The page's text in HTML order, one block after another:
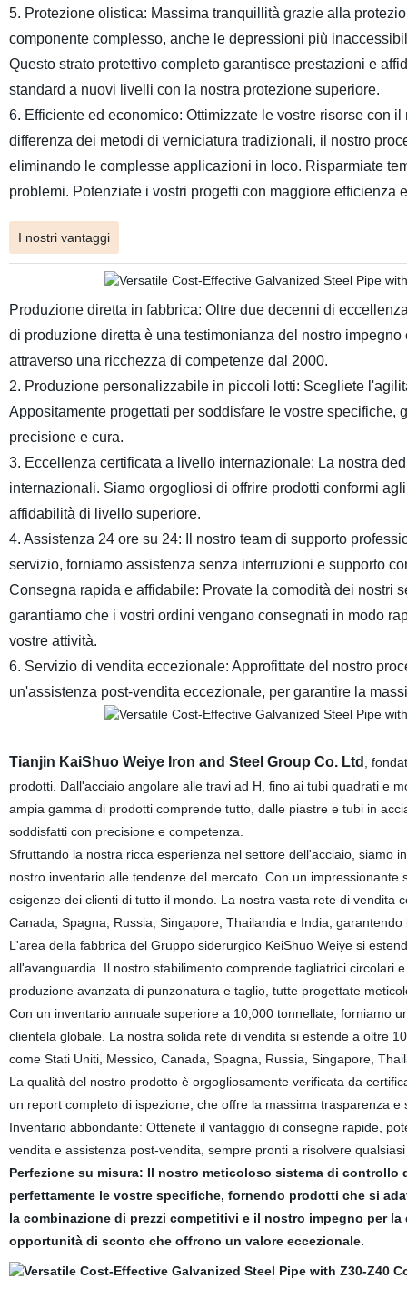
5. Protezione olistica: Massima tranquillità grazie alla
componente complesso, anche le depressioni più
Questo strato protettivo completo garantisce prestazioni e
standard a nuovi livelli con la nostra protezione superiore.
6. Efficiente ed economico: Ottimizzate le vostre risorse con
differenza dei metodi di verniciatura tradizionali, il nostro
eliminando le complesse applicazioni in loco. Risparmiate
problemi. Potenziate i vostri progetti con maggiore
I nostri vantaggi
Produzione diretta in fabbrica: Oltre due decenni di
di produzione diretta è una testimonianza del nostro
attraverso una ricchezza di competenze dal 2000.
2. Produzione personalizzabile in piccoli lotti: Scegliete
Appositamente progettati per soddisfare le vostre
precisione e cura.
3. Eccellenza certificata a livello internazionale: La nostra
internazionali. Siamo orgogliosi di offrire prodotti conformi
affidabilità di livello superiore.
4. Assistenza 24 ore su 24: Il nostro team di supporto
servizio, forniamo assistenza senza interruzioni e supporto
Consegna rapida e affidabile: Provate la comodità dei nostri
garantiamo che i vostri ordini vengano consegnati in modo
vostre attività.
6. Servizio di vendita eccezionale: Approfittate del nostro
un'assistenza post-vendita eccezionale, per garantire la
Tianjin KaiShuo Weiye Iron and Steel Group Co. Ltd
,
prodotti. Dall'acciaio angolare alle travi ad H, fino ai tubi quadrati e
ampia gamma di prodotti comprende tutto, dalle piastre e tubi in
soddisfatti con precisione e competenza.
Sfruttando la nostra ricca esperienza nel settore dell'acciaio, siamo
nostro inventario alle tendenze del mercato. Con un
esigenze dei clienti di tutto il mondo. La nostra vasta rete di vendita
Canada, Spagna, Russia, Singapore, Thailandia e India,
L'area della fabbrica delGruppo siderurgico KeiShuo Weiye si
all'avanguardia. Il nostro stabilimento comprende tagliatrici circolari
produzione avanzata di punzonatura e taglio, tutte progettate
Con un inventario annuale superiore a 10,000 tonnellate, forniamo
clientela globale. La nostra solida rete di vendita si estende a oltre
come Stati Uniti, Messico, Canada, Spagna, Russia, Singapore,
La qualità del nostro prodotto è orgogliosamente verificata da
un report completo di ispezione, che offre la massima trasparenza
Inventario abbondante: Ottenete il vantaggio di consegne rapide,
vendita e assistenza post-vendita, sempre pronti a risolvere
Perfezione su misura: Il nostro meticoloso sistema di
perfettamente le vostre specifiche, fornendo prodotti che si
la combinazione di prezzi competitivi e il nostro impegno per
opportunità di sconto che offrono un valore eccezionale.